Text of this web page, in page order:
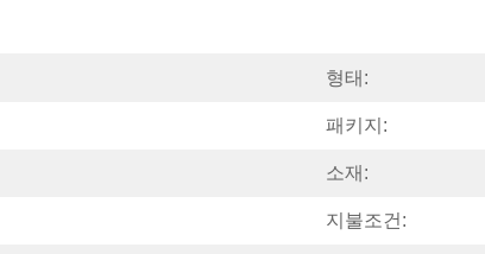
형태:
패키지:
소재:
지불조건: